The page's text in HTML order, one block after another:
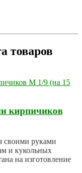
товаров
кирпичиков
своими руками
и кукольных
на изготовление